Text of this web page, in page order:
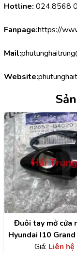
Hotline: 024.8568
Fanpage:https://
Mail:
Website:
Đuôi tay mở cửa
Hyundai I10
2020 chính
Giá: Liên hệ